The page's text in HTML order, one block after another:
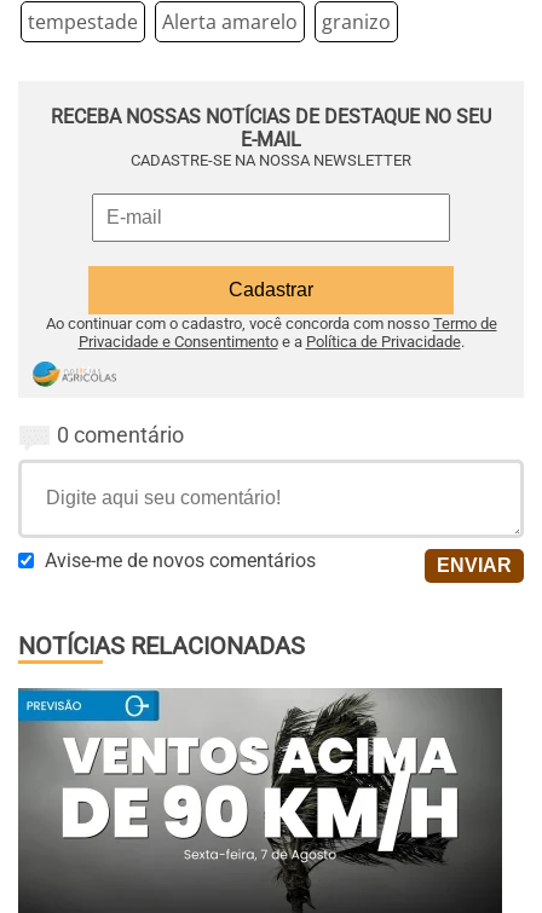
tempestade
Alerta amarelo granizo
RECEBA NOSSAS NOTÍCIAS DE DESTAQUE NO SEU
E-MAIL
CADASTRE-SE NA NOSSA NEWSLETTER
Ao continuar com o cadastro, você concorda com nosso Termo de
Privacidade e Consentimentoe a Política de Privacidade.
0 comentário
Avise-me de novos comentários
NOTÍCIAS RELACIONADAS